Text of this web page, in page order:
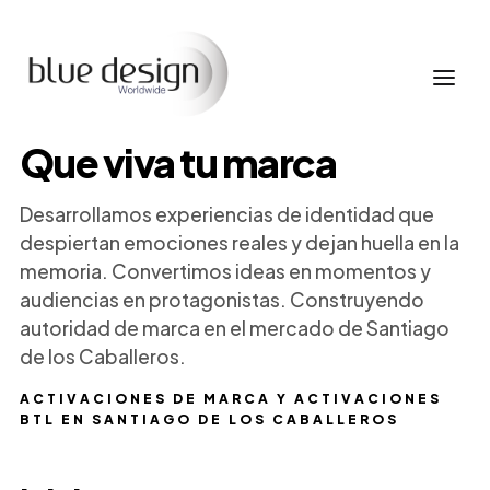
ACTIVACIONES DE MARCA Y ACTIVACIONES
BTL EN SANTIAGO DE LOS CABALLEROS
Que viva tu marca
Desarrollamos experiencias de identidad que
despiertan emociones reales y dejan huella en la
memoria. Convertimos ideas en momentos y
audiencias en protagonistas. Construyendo
autoridad de marca en el mercado de Santiago
de los Caballeros.